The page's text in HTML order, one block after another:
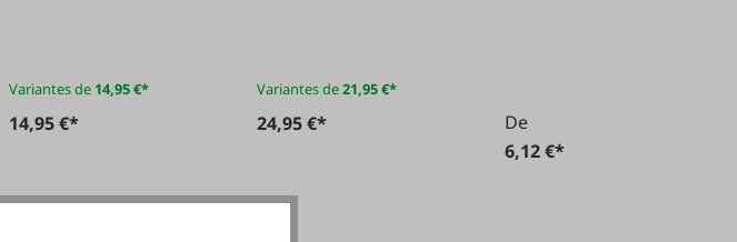
Variantes de 14,95 €*
14,95 €*
Variantes de21,95 €*
24,95 €*
De
6,12 €*